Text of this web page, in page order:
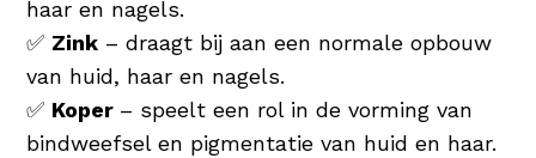
haar en nagels.
✅ Zink – draagt bij aan een normale opbouw
van huid, haar en nagels.
✅ Koper – speelt een rol in de vorming van
bindweefsel en pigmentatie van huid en haar.